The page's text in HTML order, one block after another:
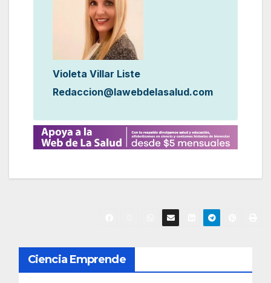
Violeta Villar Liste
Redaccion@lawebdelasalud.com
N
a
Ciencia Emprende